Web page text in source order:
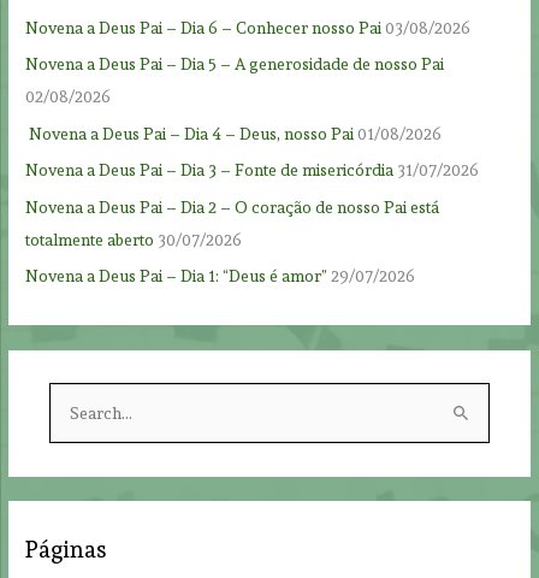
Novena a Deus Pai – Dia 6 – Conhecer nosso Pai 03/08/2026
Novena a Deus Pai – Dia 5 – A generosidade de nosso Pai
02/08/2026
Novena a Deus Pai – Dia 4 – Deus, nosso Pai 01/08/2026
Novena a Deus Pai – Dia 3 – Fonte de misericórdia 31/07/2026
Novena a Deus Pai – Dia 2 – O coração de nosso Pai está
totalmente aberto 30/07/2026
Novena a Deus Pai – Dia 1: “Deus é amor” 29/07/2026
h
Páginas